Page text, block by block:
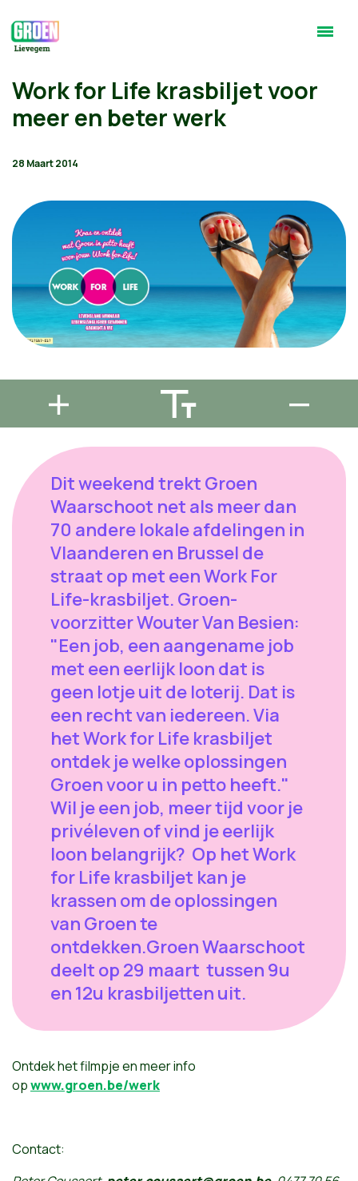
Work for Life krasbiljet voor
meer en beter werk
28 Maart 2014
Dit weekend trekt Groen
Waarschoot net als meer dan
70 andere lokale afdelingen in
Vlaanderen en Brussel de
straat op met een Work For
Life-krasbiljet. Groen-
voorzitter Wouter Van Besien:
"Een job, een aangename job
met een eerlijk loon dat is
geen lotje uit de loterij. Dat is
een recht van iedereen. Via
het Work for Life krasbiljet
ontdek je welke oplossingen
Groen voor u in petto heeft."
Wil je een job, meer tijd voor je
privéleven of vind je eerlijk
loon belangrijk? Op het Work
for Life krasbiljet kan je
krassen om de oplossingen
van Groen te
ontdekken.Groen Waarschoot
deelt op 29 maart tussen 9u
en 12u krasbiljetten uit.
Ontdek het filmpje en meer info
opwww.groen.be/werk
Contact: